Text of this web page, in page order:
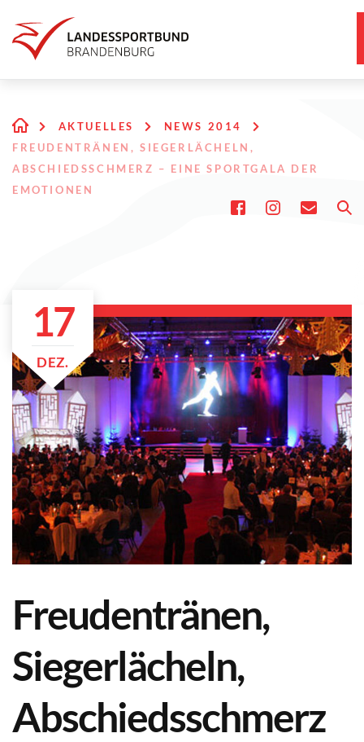
AKTUELLES
NEWS 2014
FREUDENTRÄNEN, SIEGERLÄCHELN,
ABSCHIEDSSCHMERZ – EINE SPORTGALA DER
EMOTIONEN
17
DEZ.
Freudentränen,
Siegerlächeln,
Abschiedsschmerz